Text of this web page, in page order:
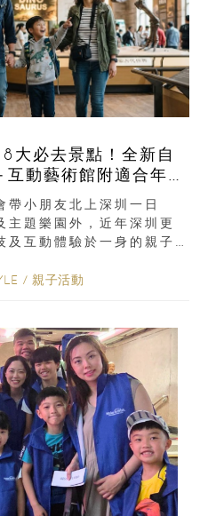
大必去景點！全新自
互動藝術館附適合年
帶小朋友北上深圳一日
主題樂園外，近年深圳更
及互動體驗於一身的親子
/ 親子活動